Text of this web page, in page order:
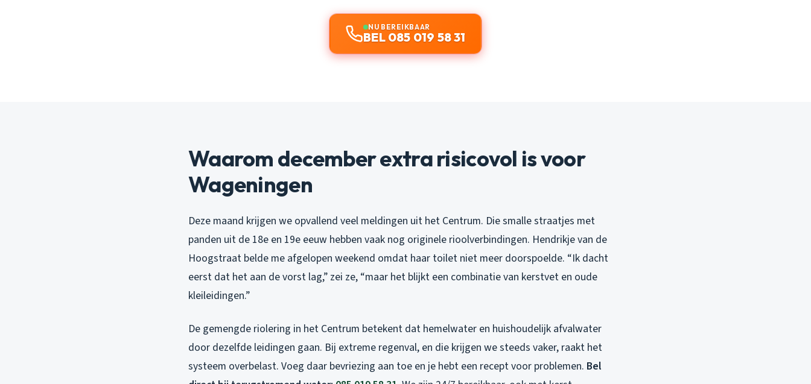
NU BEREIKBAAR
BEL 085 019 58 31
Waarom december extra risicovol is voor
Wageningen
Deze maand krijgen we opvallend veel meldingen uit het Centrum. Die smalle straatjes met
panden uit de 18e en 19e eeuw hebben vaak nog originele rioolverbindingen. Hendrikje van de
Hoogstraat belde me afgelopen weekend omdat haar toilet niet meer doorspoelde. “Ik dacht
eerst dat het aan de vorst lag,” zei ze, “maar het blijkt een combinatie van kerstvet en oude
kleileidingen.”
De gemengde riolering in het Centrum betekent dat hemelwater en huishoudelijk afvalwater
door dezelfde leidingen gaan. Bij extreme regenval, en die krijgen we steeds vaker, raakt het
systeem overbelast. Voeg daar bevriezing aan toe en je hebt een recept voor problemen. Bel